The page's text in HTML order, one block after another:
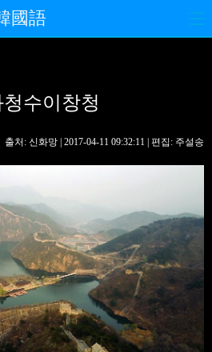
國語
사회
핫 TV 문화
수이창청
출처: 신화망 | 2017-04-11 09:32:11 | 편집: 주설송